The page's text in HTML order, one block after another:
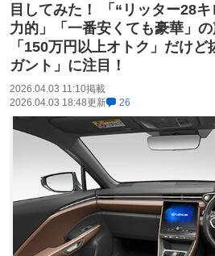
目してみた！ 「“リッター28
力的」「一番安くても豪華」
「150万円以上オトク」だけ
ガント」に注目！
2026.04.03 11:10掲載
2026.04.03 18:48更新 26